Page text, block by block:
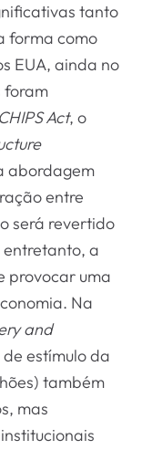
tanto
forma como
EUA, ainda no
foram
CHIPS Act, o
abordagem
entre
será revertido
entretanto, a
provocar uma
Na
and
estímulo da
também
mas